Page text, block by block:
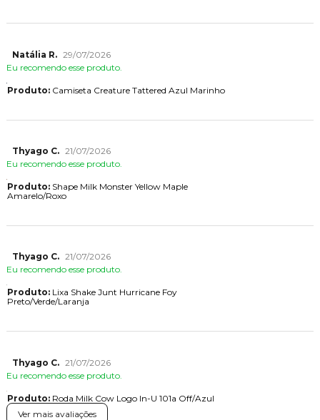
Natália R. 29/07/2026
Eu recomendo esse produto.
Produto:Camiseta Creature Tattered Azul Marinho
Thyago C. 21/07/2026
Eu recomendo esse produto.
Produto:Shape Milk Monster Yellow Maple
Amarelo/Roxo
Thyago C. 21/07/2026
Eu recomendo esse produto.
Produto:Lixa Shake Junt Hurricane Foy
Preto/Verde/Laranja
Thyago C. 21/07/2026
Eu recomendo esse produto.
Produto:Roda Milk Cow Logo In-U 101a Off/Azul
Ver mais avaliações